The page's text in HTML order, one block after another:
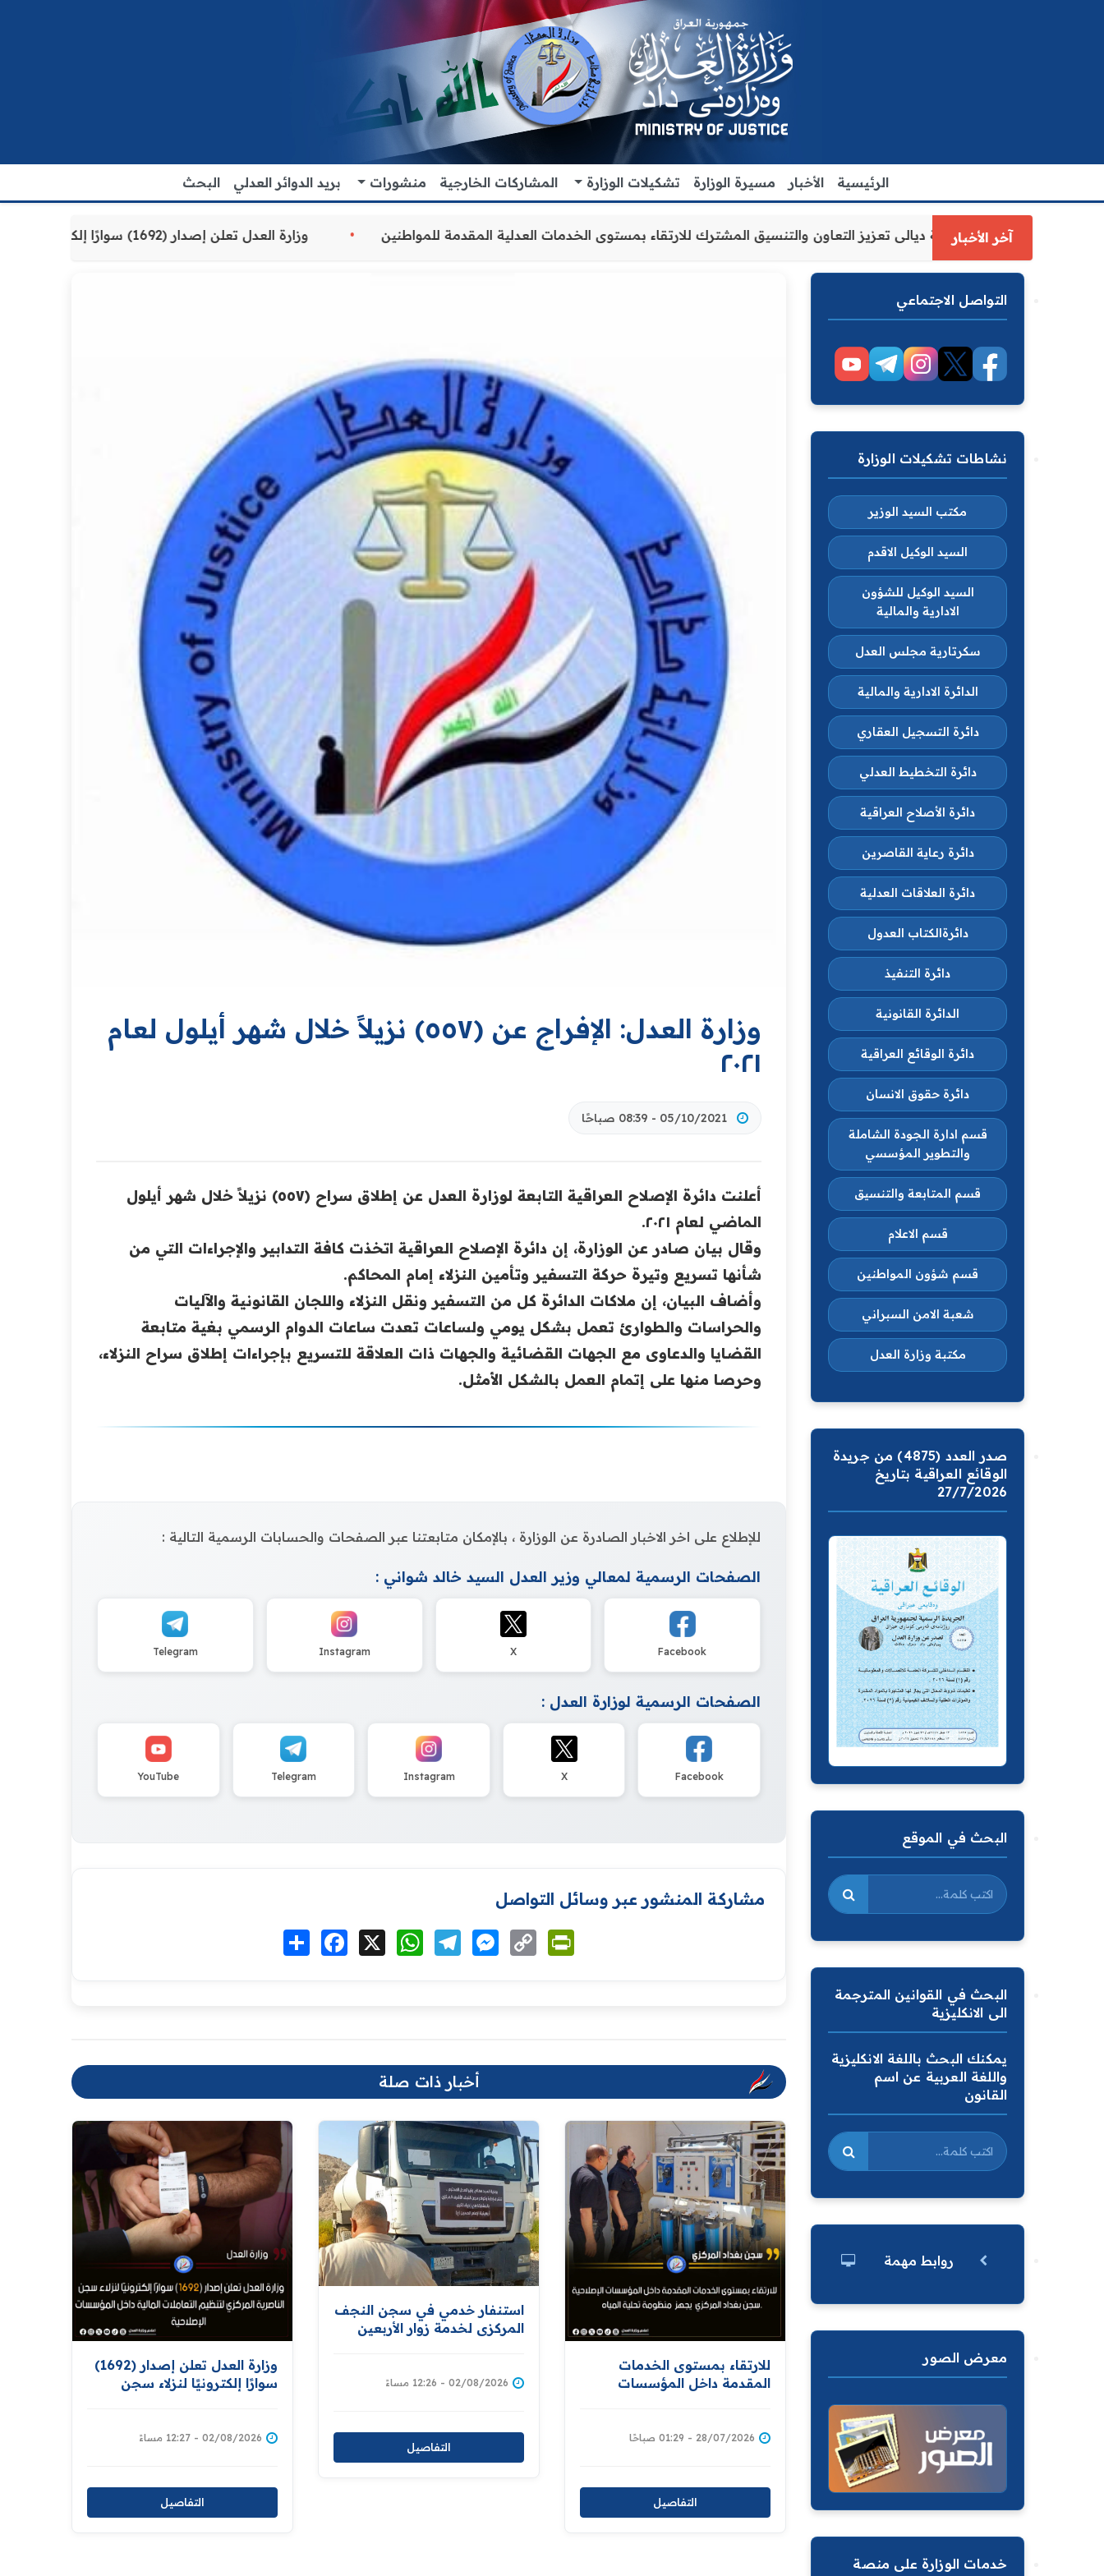
الرئيسية الأخبار مسيرة الوزارة تشكيلات الوزارة المشاركات الخارجية منشورات بريد الدوائر العدلي البحث
آخر الأخبار
العدل الاقدم يبحث مع رئيس مجلس محافظة ديالى تعزيز التعاون والتنسيق المشترك للارتقاء بمستوى الخدمات العدلية المقدمة للمواطنين وزارة العدل تعلن إصدار (1692) سوارًا إلكترونيًا لنزلاء سجن الناصرية المركزي لتنظيم التعاملات المالية داخل المؤسسات الإصلاحية
وزارة العدل: الإفراج عن (٥٥٧) نزيلاً خلال شهر أيلول لعام
٢٠٢١
05/10/2021 - 08:39 صباحًا
أعلنت دائرة الإصلاح العراقية التابعة لوزارة العدل عن إطلاق سراح (٥٥٧) نزيلاً خلال شهر أيلول
الماضي لعام ٢٠٢١.
وقال بيان صادر عن الوزارة، إن دائرة الإصلاح العراقية اتخذت كافة التدابير والإجراءات التي من
شأنها تسريع وتيرة حركة التسفير وتأمين النزلاء إمام المحاكم.
وأضاف البيان، إن ملاكات الدائرة كل من التسفير ونقل النزلاء واللجان القانونية والآليات
والحراسات والطوارئ تعمل بشكل يومي ولساعات تعدت ساعات الدوام الرسمي بغية متابعة
القضايا والدعاوى مع الجهات القضائية والجهات ذات العلاقة للتسريع بإجراءات إطلاق سراح النزلاء،
وحرصا منها على إتمام العمل بالشكل الأمثل.
للإطلاع على اخر الاخبار الصادرة عن الوزارة ، بالإمكان متابعتنا عبر الصفحات والحسابات الرسمية التالية :
الصفحات الرسمية لمعالي وزير العدل السيد خالد شواني :
Facebook
X
Instagram
Telegram
الصفحات الرسمية لوزارة العدل :
Facebook
X
Instagram
Telegram
YouTube
مشاركة المنشور عبر وسائل التواصل
انشر Facebook WhatsAppTelegramMessenger
Copy
Link
أخبار ذات صلة
وزارة العدل تعلن إصدار (1692)
سوارًا إلكترونيًا لنزلاء سجن
المؤسسات الإصلاحية
02/08/2026 - 12:27 مساءً
التفاصيل
استنفار خدمي في سجن النجف
المركزي لخدمة زوار الأربعين
02/08/2026 - 12:26 مساءً
التفاصيل
للارتقاء بمستوى الخدمات
المقدمة داخل المؤسسات
28/07/2026 - 01:29 صباحًا
التفاصيل
التواصل الاجتماعي
نشاطات تشكيلات الوزارة
مكتب السيد الوزير
السيد الوكيل الاقدم
السيد الوكيل للشؤون
الادارية والمالية
سكرتارية مجلس العدل
الدائرة الادارية والمالية
دائرة التسجيل العقاري
دائرة التخطيط العدلي
دائرة الأصلاح العراقية
دائرة رعاية القاصرين
دائرة العلاقات العدلية
دائرةالكتاب العدول
دائرة التنفيذ
الدائرة القانونية
دائرة الوقائع العراقية
دائرة حقوق الانسان
قسم ادارة الجودة الشاملة
والتطوير المؤسسي
قسم المتابعة والتنسيق
قسم الاعلام
قسم شؤون المواطنين
شعبة الامن السبراني
مكتبة وزارة العدل
صدر العدد (4875) من جريدة
الوقائع العراقية بتاريخ
27/7/2026
البحث في الموقع
البحث في القوانين المترجمة
الى الانكليزية
يمكنك البحث باللغة الانكليزية
واللغة العربية عن اسم
القانون
روابط مهمة
معرض الصور
خدمات الوزارة على منصة